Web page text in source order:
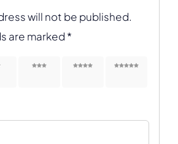
will not be published.
are marked *
3 of 5 4 of 5 5 of 5